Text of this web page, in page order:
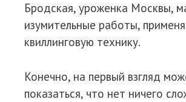
Бродская, уроженка Москвы,
изумительные работы,
квиллинговую технику.
Конечно, на первый взгляд
показаться, что нет ничего